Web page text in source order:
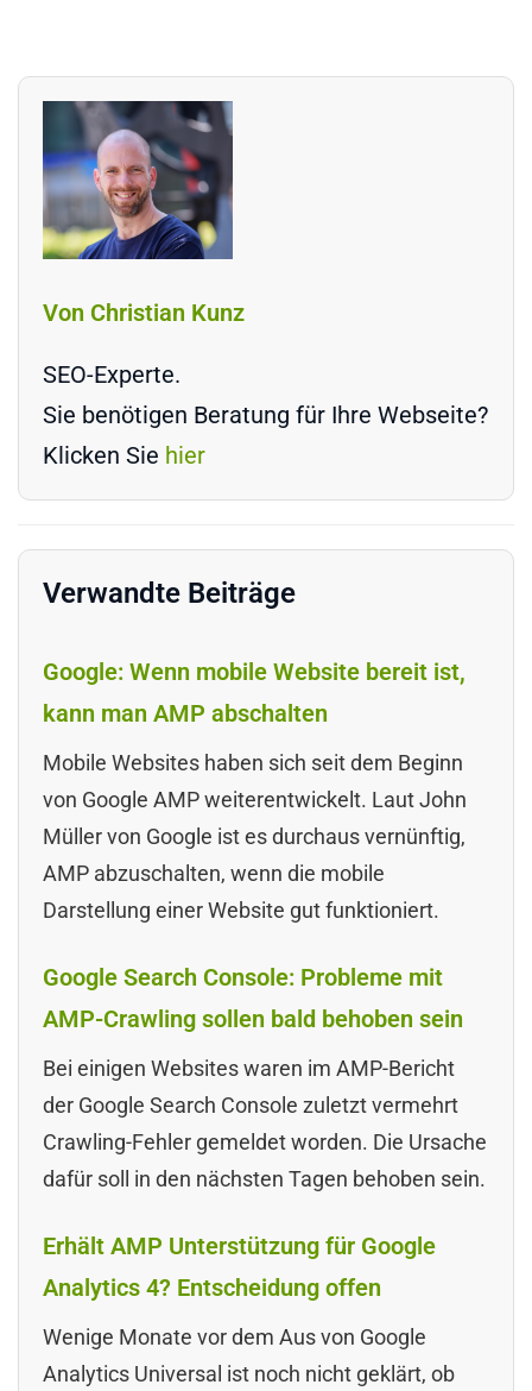
Von Christian Kunz
SEO-Experte.
Sie benötigen Beratung für Ihre Webseite?
Klicken Sie hier
Verwandte Beiträge
Google: Wenn mobile Website bereit ist,
kann man AMP abschalten
Mobile Websites haben sich seit dem Beginn
von Google AMP weiterentwickelt. Laut John
Müller von Google ist es durchaus vernünftig,
AMP abzuschalten, wenn die mobile
Darstellung einer Website gut funktioniert.
Google Search Console: Probleme mit
AMP-Crawling sollen bald behoben sein
Bei einigen Websites waren im AMP-Bericht
der Google Search Console zuletzt vermehrt
Crawling-Fehler gemeldet worden. Die Ursache
dafür soll in den nächsten Tagen behoben sein.
Erhält AMP Unterstützung für Google
Analytics 4? Entscheidung offen
Wenige Monate vor dem Aus von Google
Analytics Universal ist noch nicht geklärt, ob